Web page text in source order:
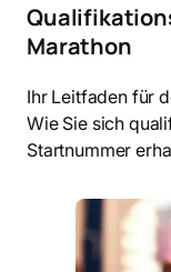
Marathon
Ihr Leitfaden für
Wie Sie sich
Startnummer